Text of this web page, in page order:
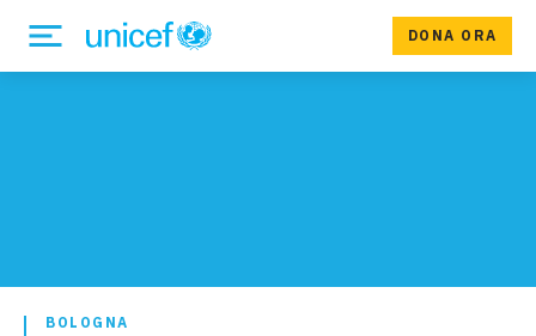
DONA ORA
BOLOGNA